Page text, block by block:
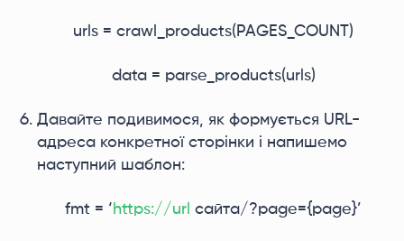
urls = crawl_products(PAGES_COUNT)
data = parse_products(urls)
Давайте подивимося, як формується URL-
адреса конкретної сторінки і напишемо
наступний шаблон:
fmt = ‘https://url сайта/?page={page}’